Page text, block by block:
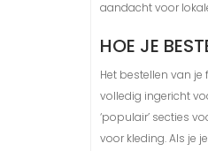
aandacht voor
HOE JE
Het bestellen van
volledig ingericht
‘populair’ secties
voor kleding. Als je